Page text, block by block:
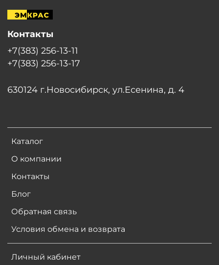
Каталог
О компании
Контакты
Блог
Обратная связь
Условия обмена и возврата
Личный кабинет
Контакты
+7(383) 256-13-11
+7(383) 256-13-17
630124 г.Новосибирск, ул.Есенина, д. 4